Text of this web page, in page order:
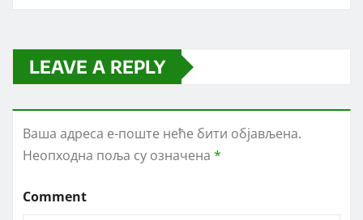
LEAVE A REPLY
Ваша адреса е-поште неће бити објављена.
Неопходна поља су означена *
Comment